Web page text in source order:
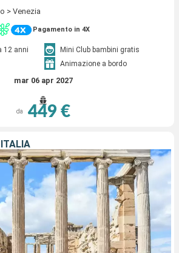
> Venezia
Pagamento in 4X
12 anni
Mini Club bambini gratis
Animazione a bordo
mar 06 apr 2027
da 449 €